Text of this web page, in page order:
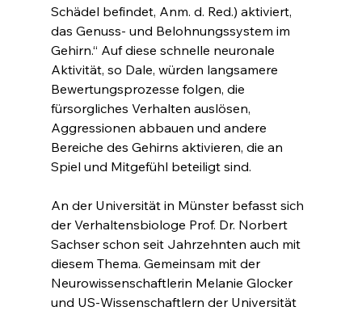
Schädel befindet, Anm. d. Red.) aktiviert,
das Genuss- und Belohnungssystem im
Gehirn.“ Auf diese schnelle neuronale
Aktivität, so Dale, würden langsamere
Bewertungsprozesse folgen, die
fürsorgliches Verhalten auslösen,
Aggressionen abbauen und andere
Bereiche des Gehirns aktivieren, die an
Spiel und Mitgefühl beteiligt sind.
An der Universität in Münster befasst sich
der Verhaltensbiologe Prof. Dr. Norbert
Sachser schon seit Jahrzehnten auch mit
diesem Thema. Gemeinsam mit der
Neurowissenschaftlerin Melanie Glocker
und US-Wissenschaftlern der Universität